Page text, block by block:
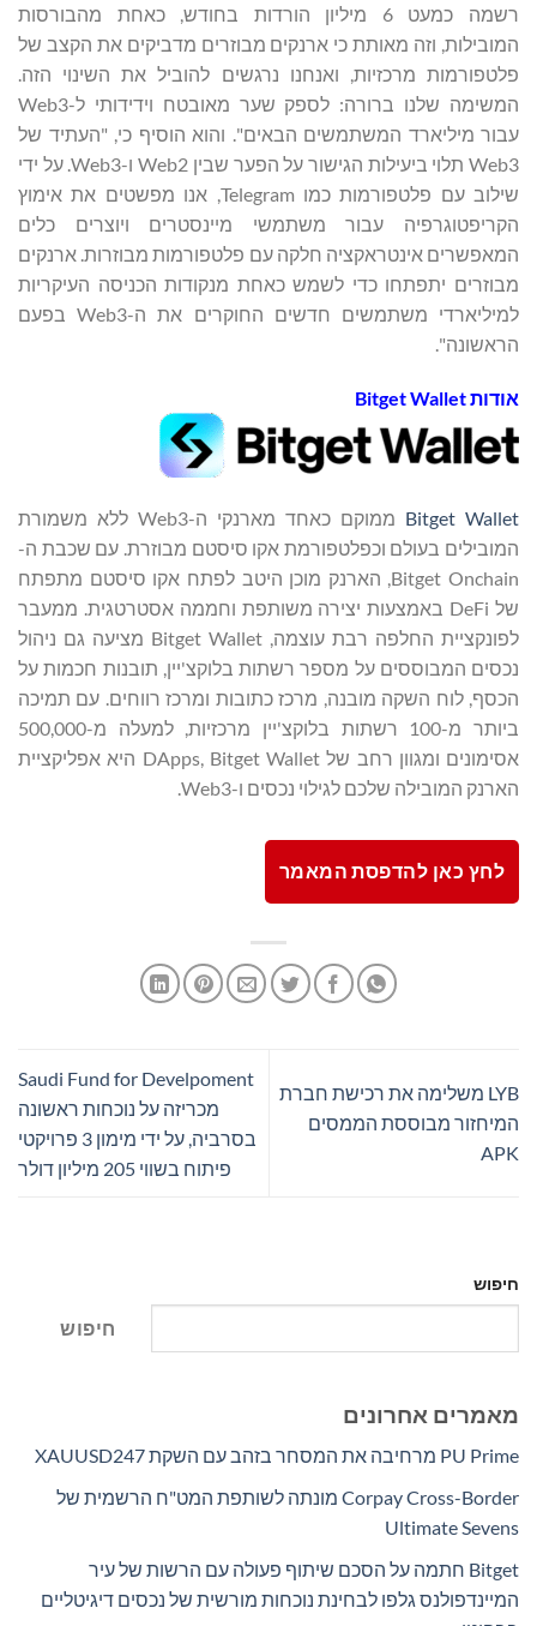
רשמה כמעט 6 מיליון הורדות בחודש, כאחת מהבורסות
המובילות, וזה מאותת כי ארנקים מבוזרים מדביקים את הקצב של
פלטפורמות מרכזיות, ואנחנו נרגשים להוביל את השינוי הזה.
המשימה שלנו ברורה: לספק שער מאובטח וידידותי ל-Web3
עבור מיליארד המשתמשים הבאים". והוא הוסיף כי, "העתיד של
Web3 תלוי ביעילות הגישור על הפער שבין Web2 ו-Web3. על ידי
שילוב עם פלטפורמות כמו Telegram, אנו מפשטים את אימוץ
הקריפטוגרפיה עבור משתמשי מיינסטרים ויוצרים כלים
המאפשרים אינטראקציה חלקה עם פלטפורמות מבוזרות. ארנקים
מבוזרים יתפתחו כדי לשמש כאחת מנקודות הכניסה העיקריות
למיליארדי משתמשים חדשים החוקרים את ה-Web3 בפעם
הראשונה".
אודות Bitget Wallet
Bitget Wallet
ממוקם כאחד מארנקי ה-Web3 ללא משמורת
המובילים בעולם וכפלטפורמת אקו סיסטם מבוזרת. עם שכבת ה-
Bitget Onchain, הארנק מוכן היטב לפתח אקו סיסטם מתפתח
של DeFi באמצעות יצירה משותפת וחממה אסטרטגית. ממעבר
לפונקציית החלפה רבת עוצמה, Bitget Wallet מציעה גם ניהול
נכסים המבוססים על מספר רשתות בלוקצ'יין, תובנות חכמות על
הכסף, לוח השקה מובנה, מרכז כתובות ומרכז רווחים. עם תמיכה
ביותר מ-100 רשתות בלוקצ'יין מרכזיות, למעלה מ-500,000
אסימונים ומגוון רחב של DApps, Bitget Wallet היא אפליקציית
הארנק המובילה שלכם לגילוי נכסים ו-Web3.
לחץ כאן להדפסת המאמר
LYB משלימה את רכישת חברת
המיחזור מבוססת הממסים
APK
Saudi Fund for Develpoment
מכריזה על נוכחות ראשונה
בסרביה, על ידי מימון 3 פרויקטי
פיתוח בשווי 205 מיליון דולר
חיפוש
חיפוש
מאמרים אחרונים
PU Prime מרחיבה את המסחר בזהב עם השקת XAUUSD247
Corpay Cross-Border מונתה לשותפת המט"ח הרשמית של
Ultimate Sevens
Bitget חתמה על הסכם שיתוף פעולה עם הרשות של עיר
המיינדפולנס גלפו לבחינת נוכחות מורשית של נכסים דיגיטליים